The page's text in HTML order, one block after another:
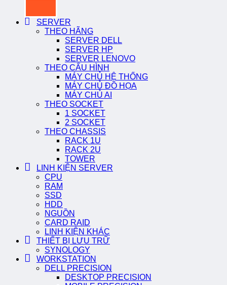
SERVER
THEO HÃNG
SERVER DELL
SERVER HP
SERVER LENOVO
THEO CẤU HÌNH
MÁY CHỦ HỆ THỐNG
MÁY CHỦ ĐỒ HỌA
MÁY CHỦ AI
THEO SOCKET
1 SOCKET
2 SOCKET
THEO CHASSIS
RACK 1U
RACK 2U
TOWER
LINH KIỆN SERVER
CPU
RAM
SSD
HDD
NGUỒN
CARD RAID
LINH KIỆN KHÁC
THIẾT BỊ LƯU TRỮ
SYNOLOGY
WORKSTATION
DELL PRECISION
DESKTOP PRECISION